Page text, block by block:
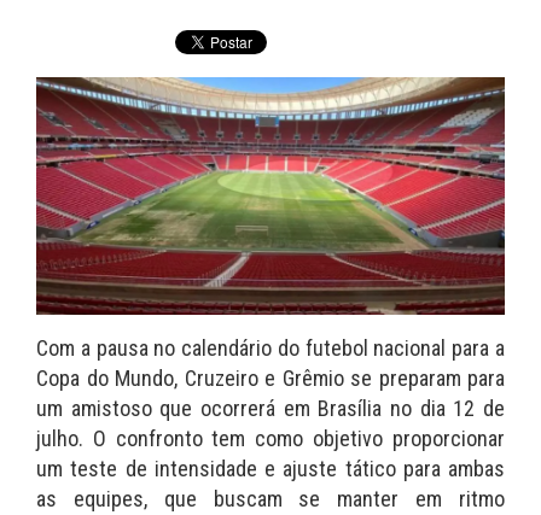
Com a pausa no calendário do futebol nacional para a
Copa do Mundo, Cruzeiro e Grêmio se preparam para
um amistoso que ocorrerá em Brasília no dia 12 de
julho. O confronto tem como objetivo proporcionar
um teste de intensidade e ajuste tático para ambas
as equipes, que buscam se manter em ritmo